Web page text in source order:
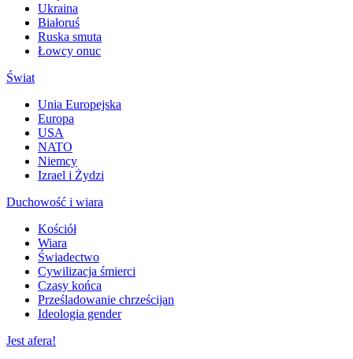
Ukraina
Białoruś
Ruska smuta
Łowcy onuc
Świat
Unia Europejska
Europa
USA
NATO
Niemcy
Izrael i Żydzi
Duchowość i wiara
Kościół
Wiara
Świadectwo
Cywilizacja śmierci
Czasy końca
Prześladowanie chrześcijan
Ideologia gender
Jest afera!